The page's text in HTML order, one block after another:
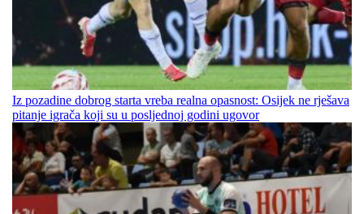
Iz pozadine dobrog starta vreba realna opasnost: Osijek ne rješava
pitanje igrača koji su u posljednoj godini ugovor